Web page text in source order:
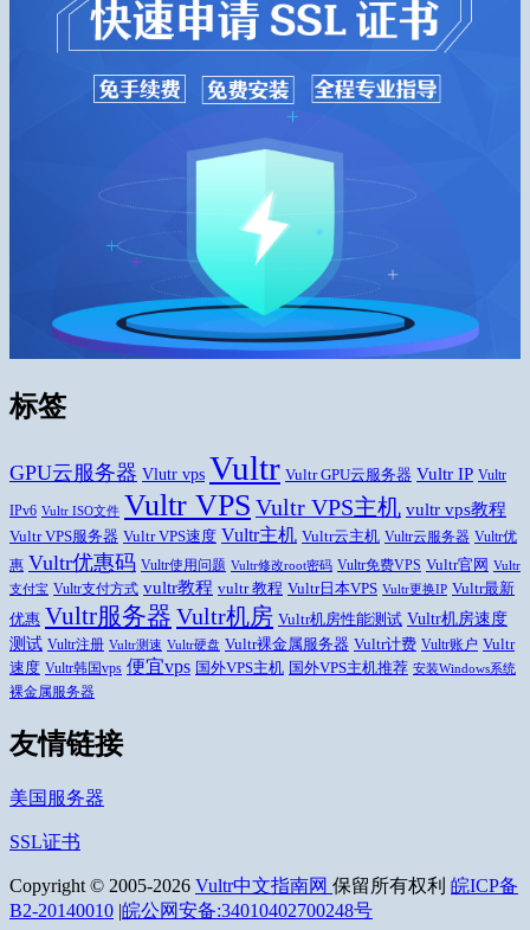
标签
GPU云服务器 Vlutr vps Vultr Vultr GPU云服务器 Vultr IP Vultr
IPv6 Vultr ISO文件 Vultr VPS Vultr VPS主机 vultr vps教程
Vultr VPS服务器 Vultr VPS速度 Vultr主机 Vultr云主机 Vultr云服务器 Vultr优
惠 Vultr优惠码 Vultr使用问题 Vultr修改root密码 Vultr免费VPS Vultr官网 Vultr
支付宝 Vultr支付方式 vultr教程 vultr 教程 Vultr日本VPS Vultr更换IP Vultr最新
优惠 Vultr服务器 Vultr机房 Vultr机房性能测试 Vultr机房速度
测试 Vultr注册 Vultr测速 Vultr硬盘 Vultr裸金属服务器 Vultr计费 Vultr账户 Vultr
速度 Vultr韩国vps 便宜vps 国外VPS主机 国外VPS主机推荐 安装Windows系统
裸金属服务器
友情链接
美国服务器
SSL证书
Copyright © 2005-2026 Vultr中文指南网 保留所有权利 皖ICP备
B2-20140010 |皖公网安备:34010402700248号